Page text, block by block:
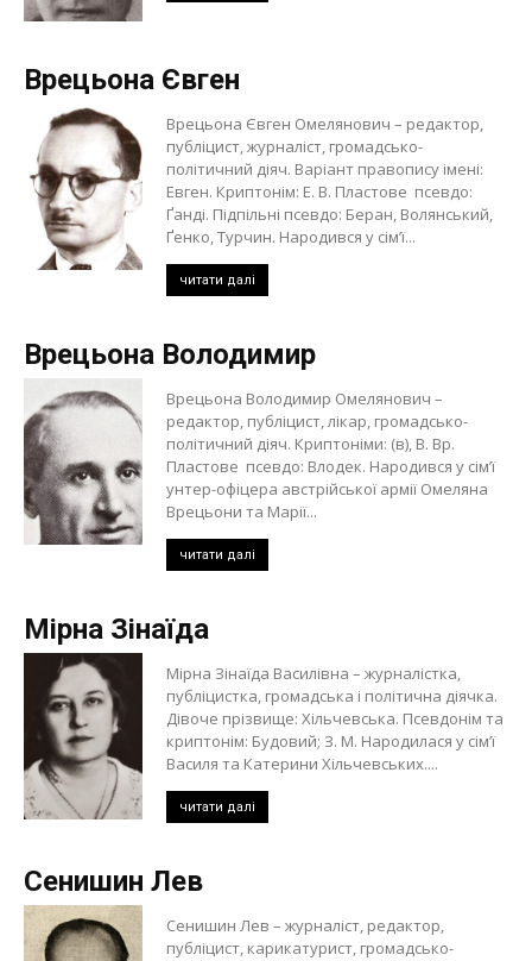
Врецьона Євген
Врецьона Євген Омелянович – редактор,
публіцист, журналіст, громадсько-
політичний діяч. Варіант правопису імені:
Евген. Криптонім: Е. В. Пластове псевдо:
Ґанді. Підпільні псевдо: Беран, Волянський,
Ґенко, Турчин. Народився у сім’ї...
читати далі
Врецьона Володимир
Врецьона Володимир Омелянович –
редактор, публіцист, лікар, громадсько-
політичний діяч. Криптоніми: (в), В. Вр.
Пластове псевдо: Влодек. Народився у сім’ї
унтер-офіцера австрійської армії Омеляна
Врецьони та Марії...
читати далі
Мірна Зінаїда
Мірна Зінаїда Василівна – журналістка,
публіцистка, громадська і політична діячка.
Дівоче прізвище: Хільчевська. Псевдонім та
криптонім: Будовий; З. М. Народилася у сім’ї
Василя та Катерини Хільчевських....
читати далі
Сенишин Лев
Сенишин Лев – журналіст, редактор,
публіцист, карикатурист, громадсько-